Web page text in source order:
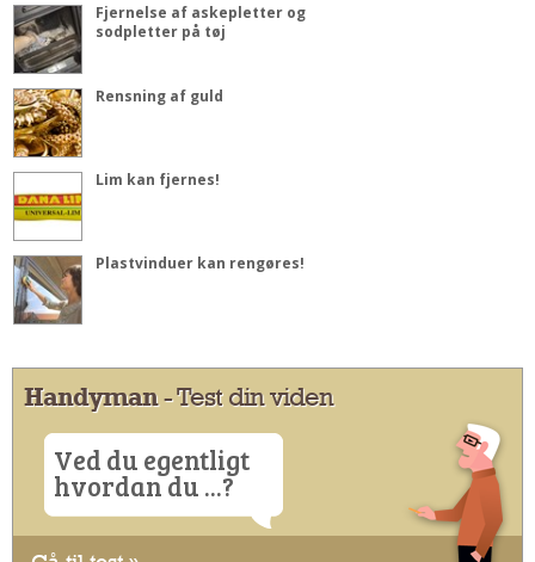
Fjernelse af askepletter og
sodpletter på tøj
Rensning af guld
Lim kan fjernes!
Plastvinduer kan rengøres!
Handyman- Test din viden
Ved du egentligt
hvordan du ...?